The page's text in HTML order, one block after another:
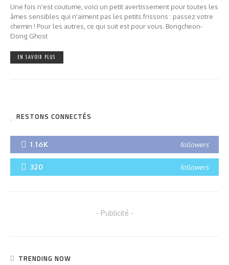
Une fois n'est coutume, voici un petit avertissement pour toutes les
âmes sensibles qui n'aiment pas les petits frissons : passez votre
chemin ! Pour les autres, ce qui suit est pour vous. Bongcheon-
Dong Ghost
EN SAVOIR PLUS
RESTONS CONNECTÉS
1.16K followers
320 followers
- Publicité -
TRENDING NOW